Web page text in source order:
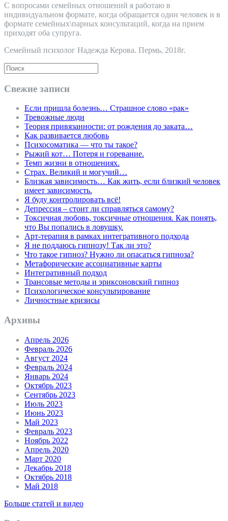
С вопросами семейных отношений я работаю в
индивидуальном формате, когда обращается один человек и в
формате семейных\парных консультаций, когда на прием
приходят оба супруга.
Семейный психолог Надежда Керова. Пермь, 2018г.
Свежие записи
Если пришла болезнь… Страшное слово «рак»
Тревожные люди
Теория привязанности: от рождения до заката…
Как развивается любовь
Психосоматика — что ты такое?
Рыжий кот… Потеря и горевание.
Темп жизни в отношениях.
Страх. Великий и могучий…
Близкая зависимость… Как жить, если близкий человек
имеет зависимость.
Я буду контролировать всё!
Депрессия – стоит ли справляться самому?
Токсичная любовь, токсичные отношения. Как понять,
что Вы попались в ловушку.
Арт-терапия в рамках интегративного подхода
Я не поддаюсь гипнозу! Так ли это?
Что такое гипноз? Нужно ли опасаться гипноза?
Метафорические ассоциативные карты
Интегративный подход
Трансовые методы и эриксоновский гипноз
Психологическое консультирование
Личностные кризисы
Архивы
Апрель 2026
Февраль 2026
Август 2024
Февраль 2024
Январь 2024
Октябрь 2023
Сентябрь 2023
Июль 2023
Июнь 2023
Май 2023
Февраль 2023
Ноябрь 2022
Апрель 2020
Март 2020
Декабрь 2018
Октябрь 2018
Май 2018
Больше статей и видео